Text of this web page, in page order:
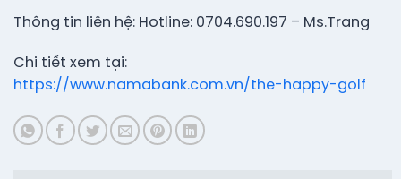
Thông tin liên hệ: Hotline: 0704.690.197 – Ms.Trang
Chi tiết xem tại:
https://www.namabank.com.vn/the-happy-golf